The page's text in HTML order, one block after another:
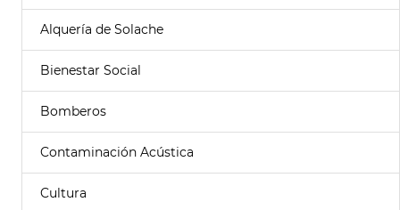
Alquería de Solache
Bienestar Social
Bomberos
Contaminación Acústica
Cultura